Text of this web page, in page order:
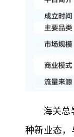
海关
种新业态